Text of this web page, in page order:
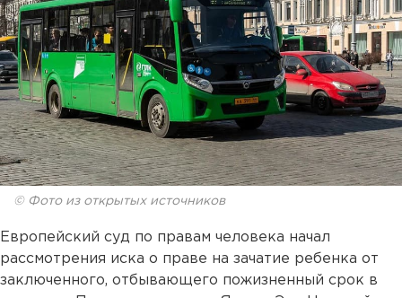
© Фото из открытых источников
Европейский суд по правам человека начал
рассмотрения иска о праве на зачатие ребенка от
заключенного, отбывающего пожизненный срок в